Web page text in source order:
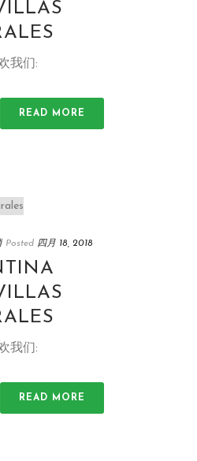
我们:
READ MORE
Posted 四月 18, 2018
我们:
READ MORE